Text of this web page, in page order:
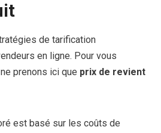
de tarification
en ligne. Pour vous
prenons ici que prix de revient
est basé sur les coûts de